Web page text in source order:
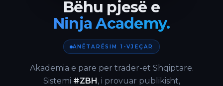
Bëhu pjesë e
Ninja Academy.
ANËTARËSIM 1-VJEÇAR
Akademia e parë për trader-ët Shqiptarë.
Sistemi #ZBH, i provuar publikisht,